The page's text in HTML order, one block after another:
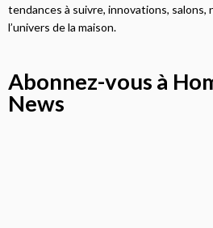
tendances à suivre, innovations, salons,
l’univers de la maison.
Abonnez-vous à
News